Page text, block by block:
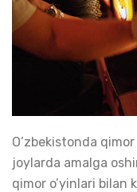
O’zbekistonda
joylarda amalga
qimor o’yinlari bilan